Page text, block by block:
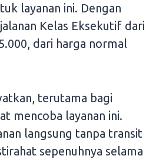
layanan ini. Dengan
Kelas Eksekutif dari
dari harga normal
terutama bagi
mencoba layanan ini.
langsung tanpa transit
sepenuhnya selama